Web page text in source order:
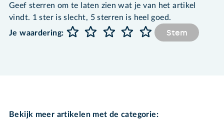
Geef sterren om te laten zien wat je van het artikel
vindt. 1 ster is slecht, 5 sterren is heel goed.
Je waardering:
Stem
Bekijk meer artikelen met de categorie: